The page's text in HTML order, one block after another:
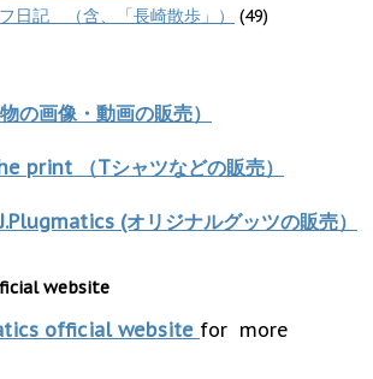
日記 （含、「長崎散歩」）
(49)
の画像・動画の販売）
print （Tシャツなどの販売）
(オリジナルグッツの販売）
website
official website for more